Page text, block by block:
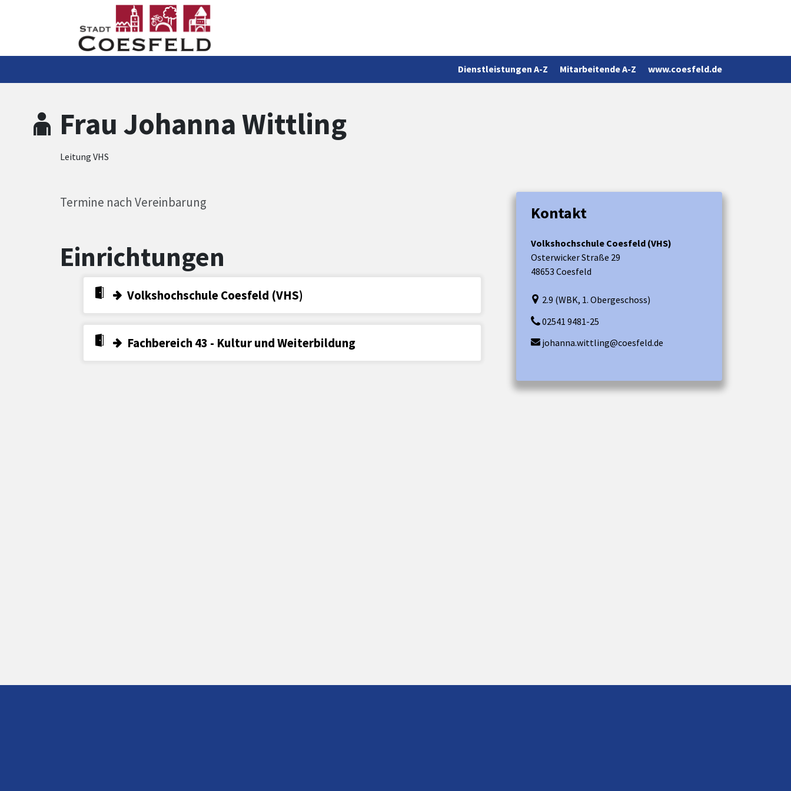
Zum Header
Zum Hauptinhalt
Zum Footer
Dienstleistungen A-Z Mitarbeitende A-Z www.coesfeld.de
Frau Johanna Wittling
Leitung VHS
Termine nach Vereinbarung
Einrichtungen
Volkshochschule Coesfeld (VHS)
Fachbereich 43 - Kultur und Weiterbildung
Kontakt
Volkshochschule Coesfeld (VHS)
Osterwicker Straße 29
48653 Coesfeld
2.9 (WBK, 1. Obergeschoss)
02541 9481-25
johanna.wittling@coesfeld.de